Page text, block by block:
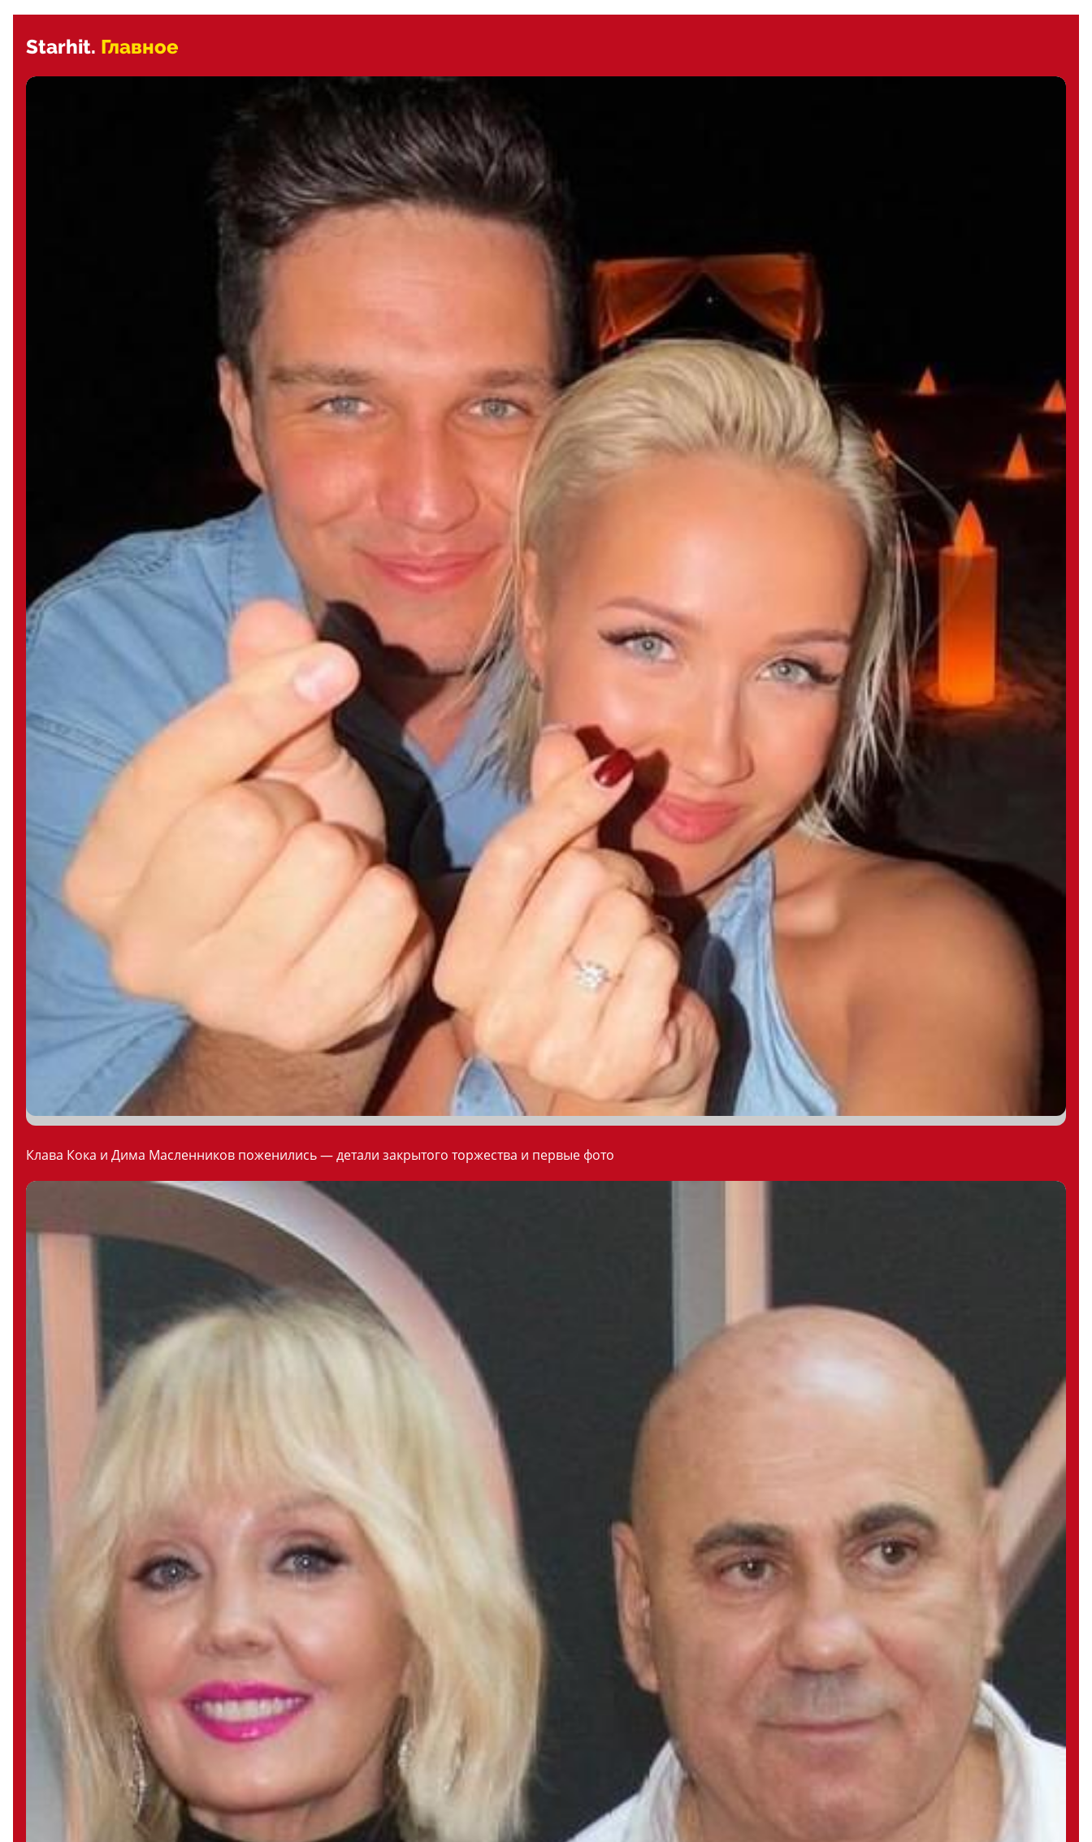
Starhit. Главное
Клава Кока и Дима Масленников поженились — детали закрытого торжества и первые фото